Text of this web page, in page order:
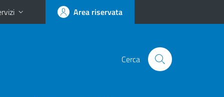
Area riservata
Cerca